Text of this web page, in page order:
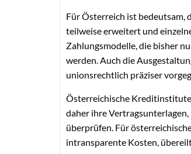
Für Österreich ist bedeutsam,
teilweise erweitert und
Zahlungsmodelle, die bisher
werden. Auch die
unionsrechtlich präziser
Österreichische
daher ihre
überprüfen. Für
intransparente Kosten,